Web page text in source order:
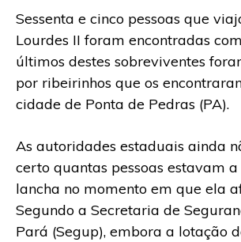
Sessenta e cinco pessoas que
Lourdes II foram encontradas
últimos destes sobreviventes
por ribeirinhos que os
cidade de Ponta de Pedras (PA).
As autoridades estaduais ainda
certo quantas pessoas estavam
lancha no momento em que ela
Segundo a Secretaria de
Pará (Segup), embora a lotação